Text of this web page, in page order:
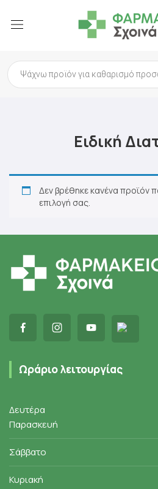
Products
search
Ειδική
Δεν βρέθηκε κανένα προϊόν
επιλογή σας.
Ωράριο λειτουργίας
Δευτέρα
Παρασκευή
Σάββατο
Κυριακή